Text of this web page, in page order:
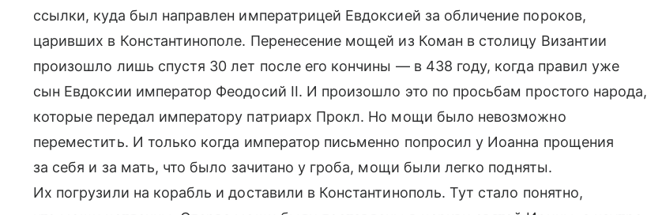
ссылки, куда был направлен императрицей Евдоксией за обличение пороков,
царивших в Константинополе. Перенесение мощей из Коман в столицу Византии
произошло лишь спустя 30 лет после его кончины — в 438 году, когда правил уже
сын Евдоксии император Феодосий II. И произошло это по просьбам простого народа,
которые передал императору патриарх Прокл. Но мощи было невозможно
переместить. И только когда император письменно попросил у Иоанна прощения
за себя и за мать, что было зачитано у гроба, мощи были легко подняты.
Их погрузили на корабль и доставили в Константинополь. Тут стало понятно,